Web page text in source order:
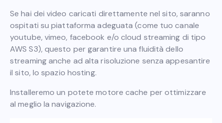
Se hai dei video caricati direttamente nel sito, saranno
ospitati su piattaforma adeguata (come tuo canale
youtube, vimeo, facebook e/o cloud streaming di tipo
AWS S3), questo per garantire una fluidità dello
streaming anche ad alta risoluzione senza appesantire
il sito, lo spazio hosting.
Installeremo un potete motore cache per ottimizzare
al meglio la navigazione.